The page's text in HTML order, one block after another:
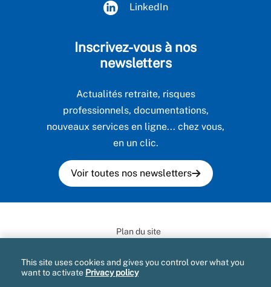
LinkedIn
Inscrivez-vous à nos
newsletters
Actualités retraite, risques
professionnels, documentations,
nouveaux services en ligne... chez vous,
en un clic.
Voir toutes nos newsletters
Plan du site
Mentions légales et CGU
This site uses cookies and gives you control over what you
want to activate Privacy policy